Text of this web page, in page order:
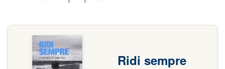
Ridi sempre